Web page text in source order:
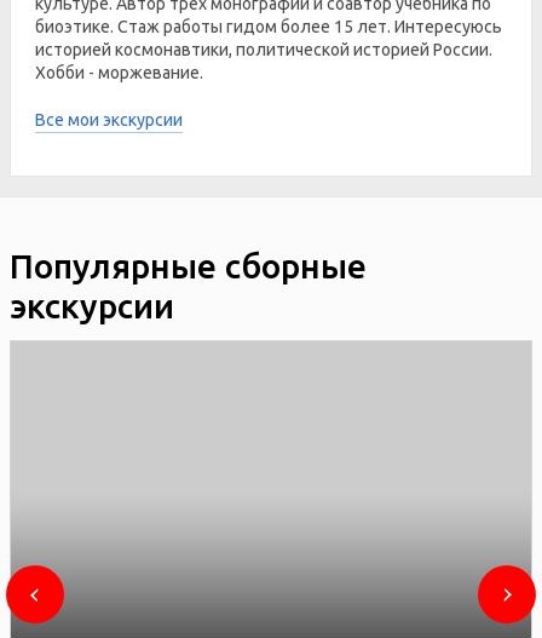
биоэтике. Стаж работы гидом более 15 лет. Интересуюсь
историей космонавтики, политической историей России.
Хобби - моржевание.
Все мои экскурсии
Популярные сборные
экскурсии